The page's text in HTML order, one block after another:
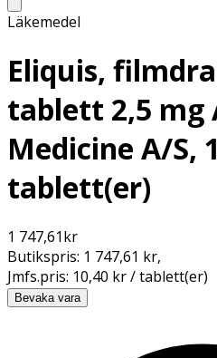
Läkemedel
Eliquis,
tablett 2,5 mg
Medicine A/S,
tablett(er)
1 747,61kr
Butikspris: 1 747,61 kr,
Jmfs.pris: 10,40 kr / tablett(er)
Bevaka vara